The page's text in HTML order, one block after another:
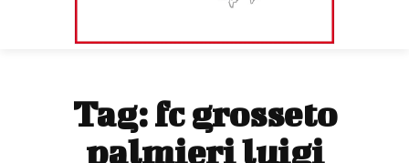
Tag:fc grosseto
palmieri luigi